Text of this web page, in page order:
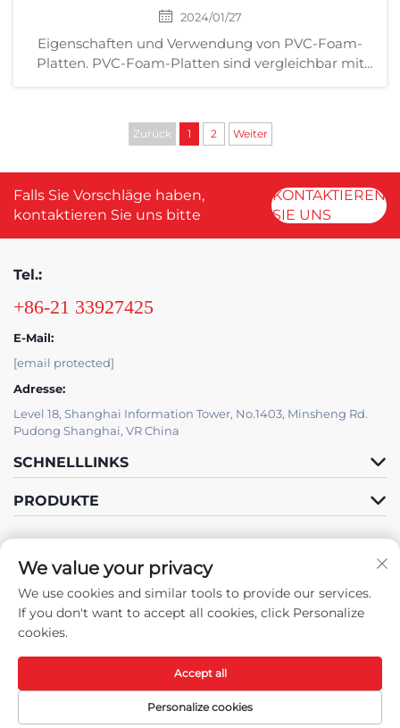
2024/01/27
Eigenschaften und Verwendung von PVC-Foam-
Platten. PVC-Foam-Platten sind vergleichbar mit
Funktionen wie keine Verformung, kein Rissen und
keine Lackierung notwendig (in verschiedenen
verarbeitet werden.
Zurück 1 2 Weiter
Falls Sie Vorschläge haben,
kontaktieren Sie uns bitte
KONTAKTIEREN
SIE UNS
Tel.:
+86-21 33927425
E-Mail:
[email protected]
Adresse:
Level 18, Shanghai Information Tower, No.1403, Minsheng Rd.
Pudong Shanghai, VR China
SCHNELLLINKS
PRODUKTE
IT-SUPPORT VON JUTU
Folgen Sie uns
Urheberrecht © Shanghai JUTU New Materials Technology Limited
Alle Rechte vorbehalten -Datenschutzrichtlinie-Blog
Menü Produkte KONTAKTIEREN Oben
We value your privacy
We use cookies and similar tools to provide our services.
If you don't want to accept all cookies, click Personalize
cookies.
Personalize cookies
Accept all